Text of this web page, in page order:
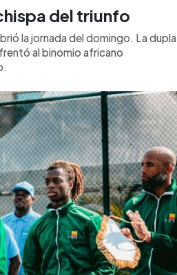
del triunfo
la jornada del domingo. La dupla
al binomio africano